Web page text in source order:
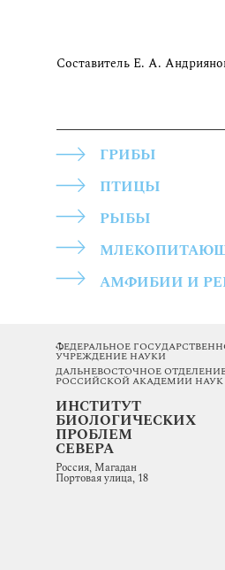
Составитель Е. А.
ГРИБЫ
ПТИЦЫ
РЫБЫ
АМФИБИИ И
ИНСТИТУТ
БИОЛОГИЧЕСКИХ
ПРОБЛЕМ
СЕВЕРА
Россия, Магадан
Портовая улица, 18
ФЕДЕРАЛЬНОЕ
УЧРЕЖДЕНИЕ НАУКИ
ДАЛЬНЕВОСТОЧНОЕ
РОССИЙСКОЙ АКАДЕМИИ НАУК